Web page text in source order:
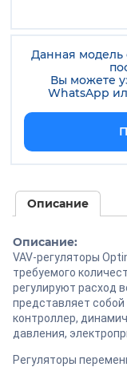
Данная модель
Вы можете
WhatsApp
Описание
Описание:
VAV-регуляторы
требуемого
регулируют расход
представляет
контроллер,
давления,
Регуляторы